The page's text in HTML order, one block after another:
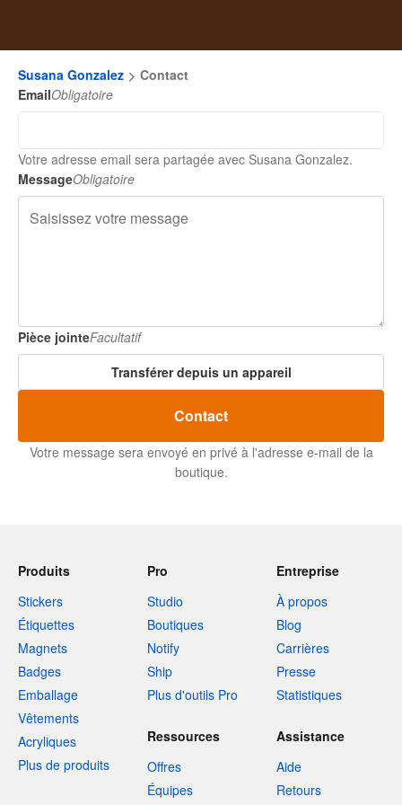
Susana Gonzalez
Contact
EmailObligatoire
Votre adresse email sera partagée avec Susana Gonzalez.
MessageObligatoire
Pièce jointeFacultatif
Transférer depuis un appareil
Contact
Votre message sera envoyé en privé à l'adresse e-mail de la
boutique.
Produits
Stickers
Étiquettes
Magnets
Badges
Emballage
Vêtements
Acryliques
Plus de produits
Pro
Studio
Boutiques
Notify
Ship
Plus d'outils Pro
Entreprise
À propos
Blog
Carrières
Presse
Statistiques
Ressources
Offres
Équipes
Assistance
Aide
Retours